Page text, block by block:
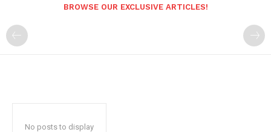
BROWSE OUR EXCLUSIVE ARTICLES!
No posts to display